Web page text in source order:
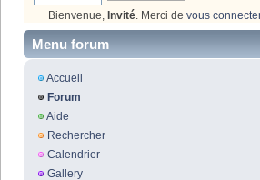
Bienvenue, Invité . Merci de vous
Menu forum
Accueil
Forum
Aide
Rechercher
Calendrier
Gallery